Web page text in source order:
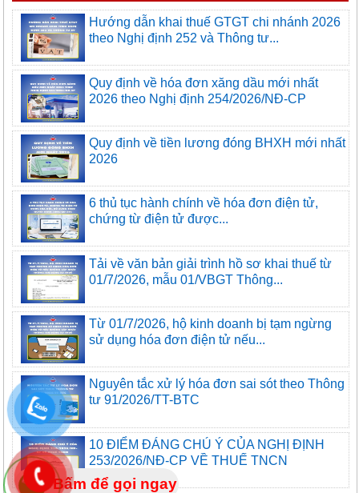
Bấm để gọi ngay
Hướng dẫn khai thuế GTGT chi nhánh 2026
theo Nghị định 252 và Thông tư...
Quy định về hóa đơn xăng dầu mới nhất
2026 theo Nghị định 254/2026/NĐ-CP
Quy định về tiền lương đóng BHXH mới nhất
2026
6 thủ tục hành chính về hóa đơn điện tử,
chứng từ điện tử được...
Tải về văn bản giải trình hồ sơ khai thuế từ
01/7/2026, mẫu 01/VBGT Thông...
Từ 01/7/2026, hộ kinh doanh bị tạm ngừng
sử dụng hóa đơn điện tử nếu...
Nguyên tắc xử lý hóa đơn sai sót theo Thông
tư 91/2026/TT-BTC
10 ĐIỂM ĐÁNG CHÚ Ý CỦA NGHỊ ĐỊNH
253/2026/NĐ-CP VỀ THUẾ TNCN